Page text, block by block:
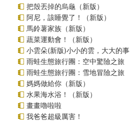
把殼丟掉的烏龜（新版）
阿尼，該睡覺了！（新版）
馬鈴薯家族（新版）
蔬菜運動會！（新版）
小雲朵(新版)小小的雲，大大的事
雨蛙生態旅行團：空中驚險之旅
雨蛙生態旅行團：雪地冒險之旅
媽媽做給你（新版）
水果海水浴！（新版）
畫畫嚕啦啦
我爸爸超級厲害！